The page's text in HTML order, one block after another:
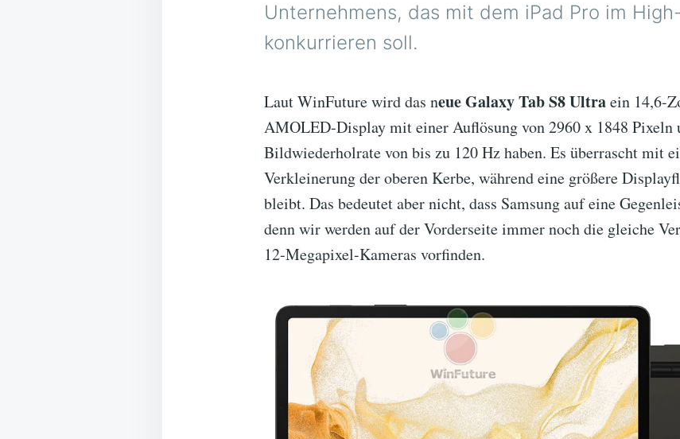
Unternehmens, das mit dem iPad Pro im
konkurrieren soll.
Laut WinFuture wird das neue Galaxy Tab S8 Ultraein 14,6-
AMOLED-Display mit einer Auflösung von 2960 x 1848 Pixeln
Bildwiederholrate von bis zu 120 Hz haben. Es überrascht mit
Verkleinerung der oberen Kerbe, während eine größere
bleibt. Das bedeutet aber nicht, dass Samsung auf eine
denn wir werden auf der Vorderseite immer noch die gleiche
12-Megapixel-Kameras vorfinden.